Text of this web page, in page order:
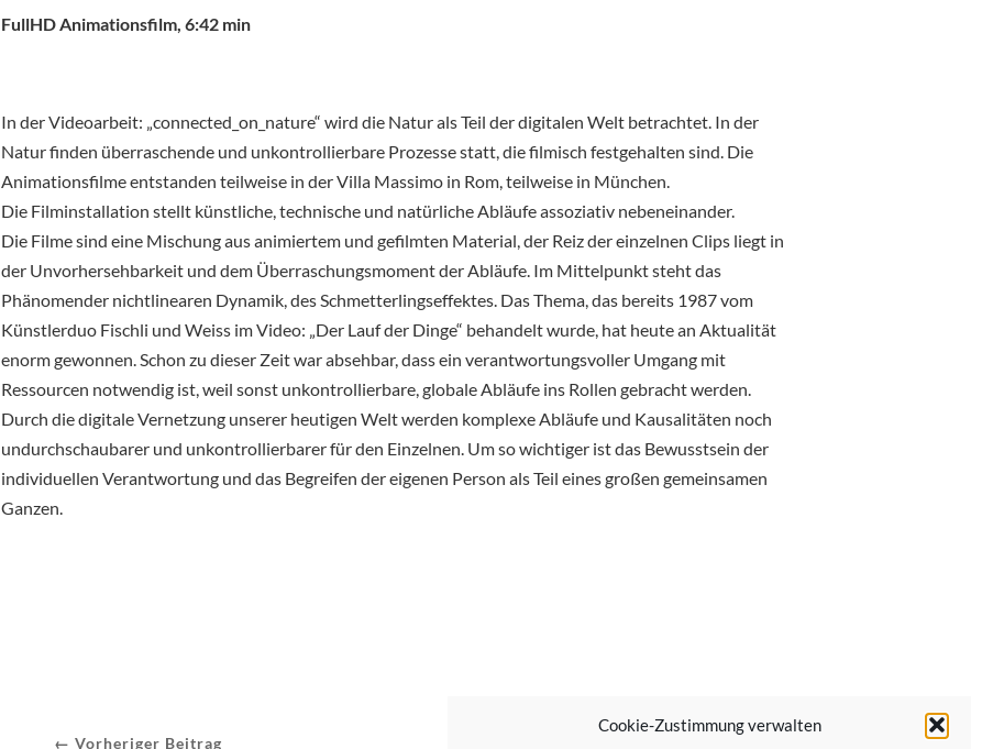
Cookie-Zustimmung verwalten
FullHD Animationsfilm, 6:42 min
In der Videoarbeit: „connected_on_nature“ wird die Natur als Teil der digitalen Welt betrachtet. In der
Natur finden überraschende und unkontrollierbare Prozesse statt, die filmisch festgehalten sind. Die
Animationsfilme entstanden teilweise in der Villa Massimo in Rom, teilweise in München.
Die Filminstallation stellt künstliche, technische und natürliche Abläufe assoziativ nebeneinander.
Die Filme sind eine Mischung aus animiertem und gefilmten Material, der Reiz der einzelnen Clips liegt in
der Unvorhersehbarkeit und dem Überraschungsmoment der Abläufe. Im Mittelpunkt steht das
Phänomender nichtlinearen Dynamik, des Schmetterlingseffektes. Das Thema, das bereits 1987 vom
Künstlerduo Fischli und Weiss im Video: „Der Lauf der Dinge“ behandelt wurde, hat heute an Aktualität
enorm gewonnen. Schon zu dieser Zeit war absehbar, dass ein verantwortungsvoller Umgang mit
Ressourcen notwendig ist, weil sonst unkontrollierbare, globale Abläufe ins Rollen gebracht werden.
Durch die digitale Vernetzung unserer heutigen Welt werden komplexe Abläufe und Kausalitäten noch
undurchschaubarer und unkontrollierbarer für den Einzelnen. Um so wichtiger ist das Bewusstsein der
individuellen Verantwortung und das Begreifen der eigenen Person als Teil eines großen gemeinsamen
Ganzen.
← Vorheriger Beitrag